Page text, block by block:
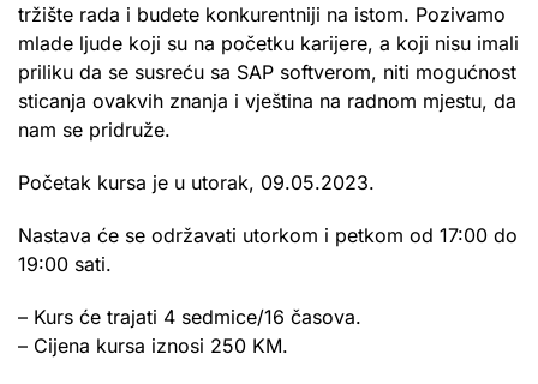
tržište rada i budete konkurentniji na istom. Pozivamo
mlade ljude koji su na početku karijere, a koji nisu imali
priliku da se susreću sa SAP softverom, niti mogućnost
sticanja ovakvih znanja i vještina na radnom mjestu, da
nam se pridruže.
Početak kursa je u utorak, 09.05.2023.
Nastava će se održavati utorkom i petkom od 17:00 do
19:00 sati.
– Kurs će trajati 4 sedmice/16 časova.
– Cijena kursa iznosi 250 KM.